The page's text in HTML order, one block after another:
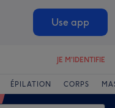
Use app
JE M'IDENTIFIE
ÉPILATION CORPS